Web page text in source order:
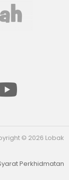
© 2026 Lobak
Perkhidmatan